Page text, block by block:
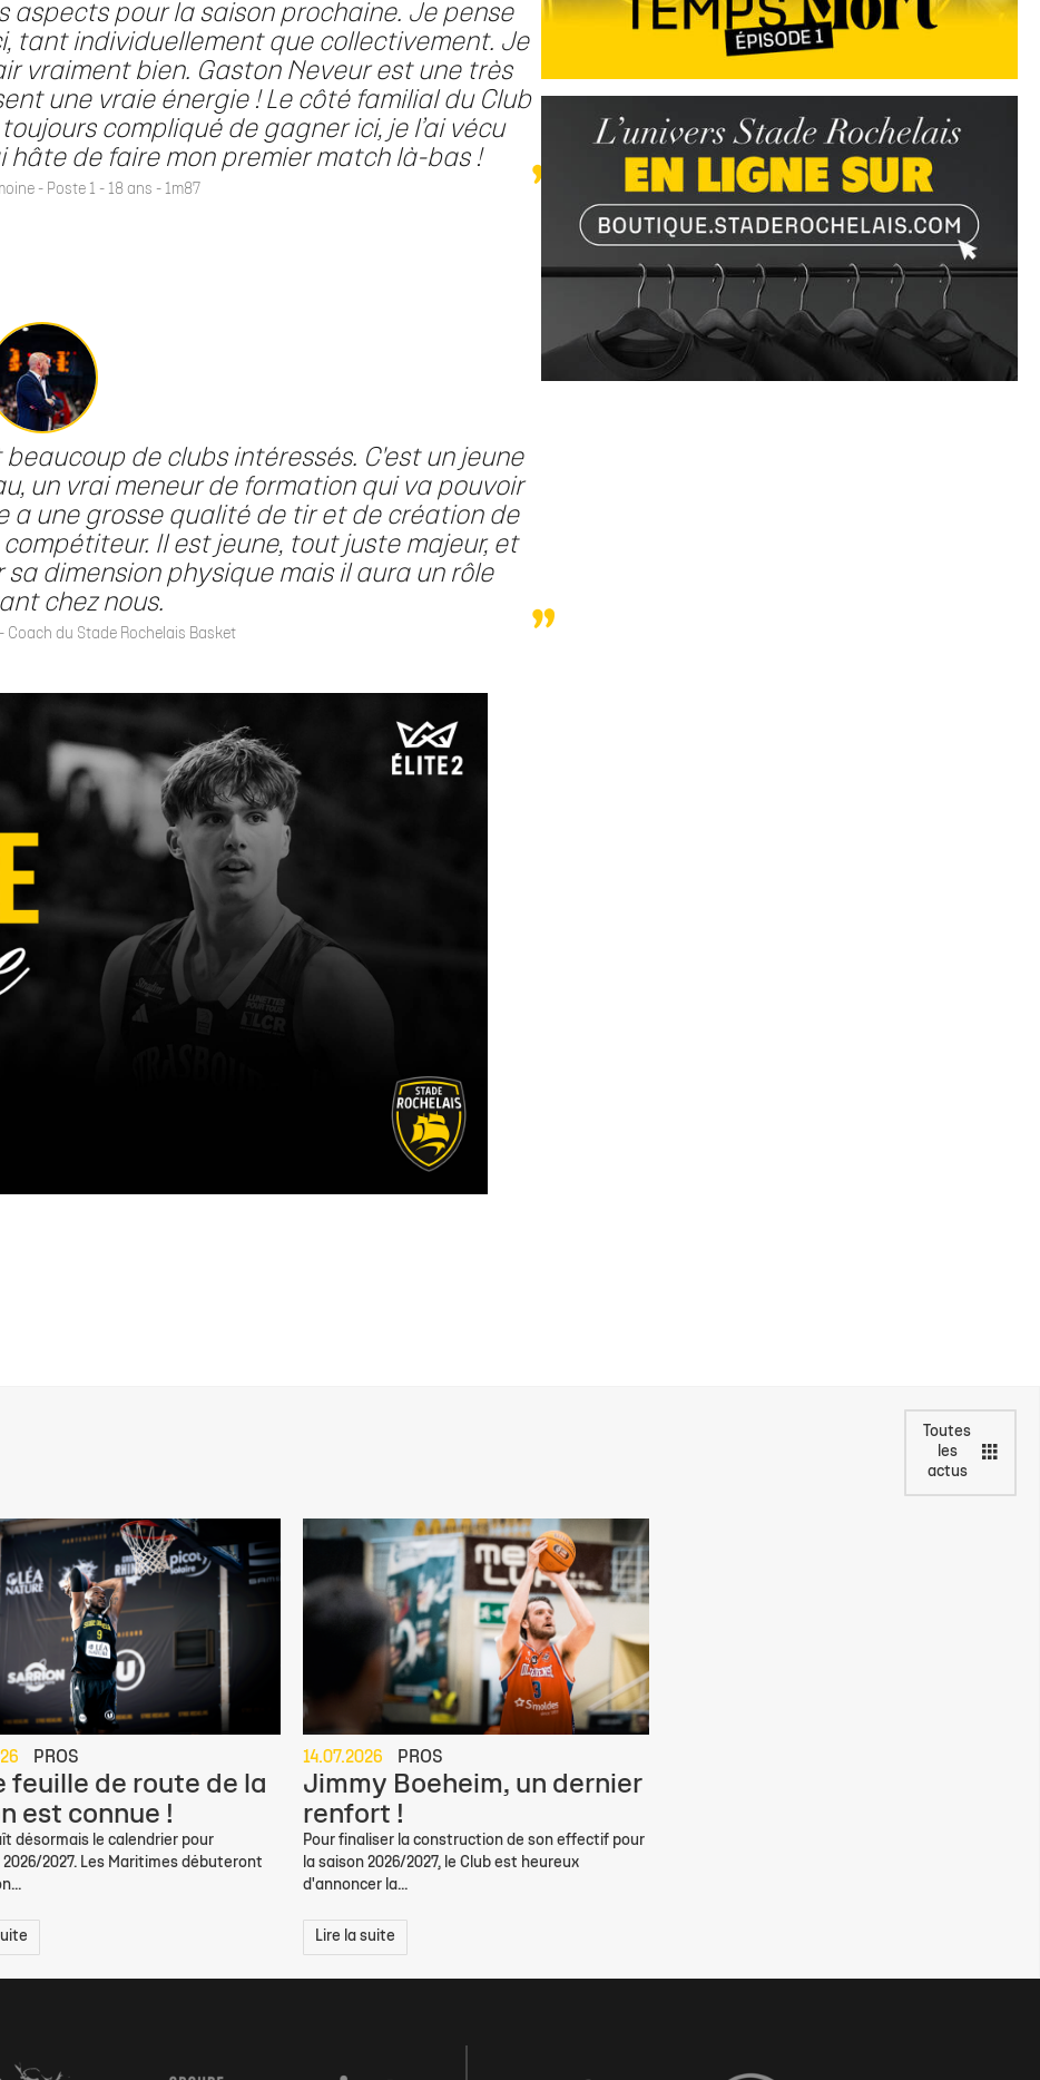
aspects pour la saison prochaine. Je pense
tant individuellement que collectivement. Je
vraiment bien. Gaston Neveur est une très
une vraie énergie ! Le côté familial du Club
compliqué de gagner ici, je l’ai vécu
hâte de faire mon premier match là-bas !
- Poste 1 - 18 ans - 1m87
de clubs intéressés. C'est un jeune
un vrai meneur de formation qui va pouvoir
a une grosse qualité de tir et de création de
Il est jeune, tout juste majeur, et
dimension physique mais il aura un rôle
chez nous.
Coach du Stade Rochelais Basket
Toutes
les
actus
PROS
feuille de route de la
est connue !
désormais le calendrier pour
2026/2027. Les Maritimes débuteront
14.07.2026 PROS
Jimmy Boeheim, un dernier
renfort !
Pour finaliser la construction de son effectif pour
la saison 2026/2027, le Club est heureux
d'annoncer la...
Lire la suite